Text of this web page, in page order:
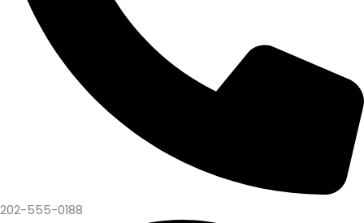
202-555-0188